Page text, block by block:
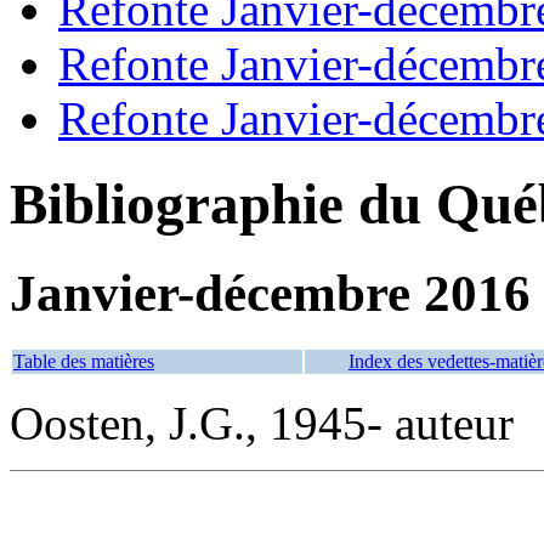
Refonte Janvier-
Refonte Janvier-
Bibliographie du
Janvier-décembre 2016
Table des matières Index des vedettes-
Oosten, J.G., 1945- auteur